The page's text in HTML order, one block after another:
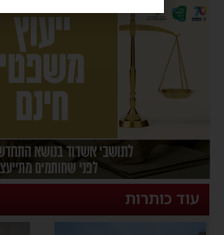
עוד כותרות